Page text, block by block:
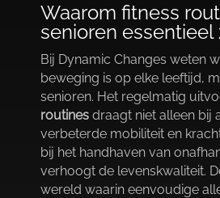
Waarom fitness
senioren essentieel
Bij Dynamic Changes weten
beweging is op elke leeftijd,
senioren.​ Het regelmatig
routinesdraagt niet alleen bij
verbeterde mobiliteit en
bij het handhaven van
verhoogt de levenskwaliteit.​
wereld waarin eenvoudige